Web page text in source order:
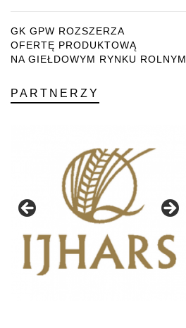
GK GPW ROZSZERZA
OFERTĘ PRODUKTOWĄ
NA GIEŁDOWYM RYNKU ROLNYM
PARTNERZY